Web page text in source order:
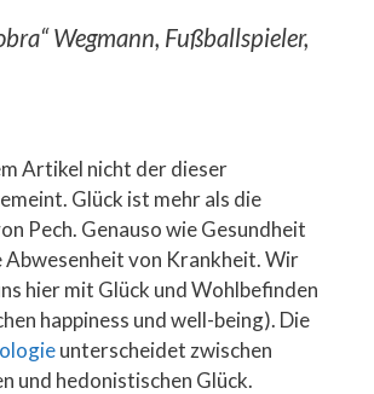
Wegmann, Fußballspieler,
Artikel nicht der dieser
Glück ist mehr als die
Pech. Genauso wie Gesundheit
Abwesenheit von Krankheit. Wir
hier mit Glück und Wohlbefinden
happiness und well-being). Die
unterscheidet zwischen
und hedonistischen Glück.